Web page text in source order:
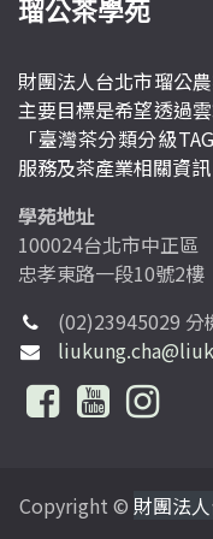
瑠公茶學苑
財團法人台北市瑠公
主要目標是希望透過
「臺灣茶分類分級
服務及茶產業相關資
學苑地址
100024台北市中正區
忠孝東路一段10號2樓
(02)23945029 分
Copyright © 財團法